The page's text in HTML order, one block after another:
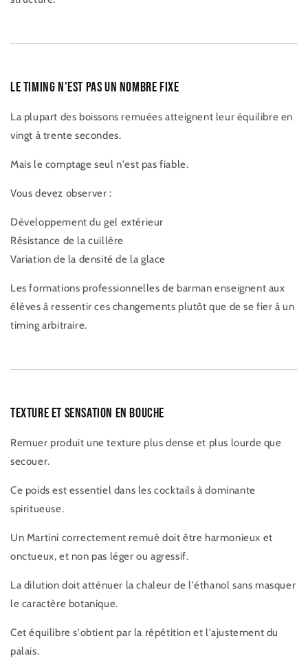
Le timing n'est pas un nombre fixe
La plupart des boissons remuées atteignent leur équilibre en
vingt à trente secondes.
Mais le comptage seul n'est pas fiable.
Vous devez observer :
Développement du gel extérieur
Résistance de la cuillère
Variation de la densité de la glace
Les formations professionnelles de barman enseignent aux
élèves à ressentir ces changements plutôt que de se fier à un
timing arbitraire.
Texture et sensation en bouche
Remuer produit une texture plus dense et plus lourde que
secouer.
Ce poids est essentiel dans les cocktails à dominante
spiritueuse.
Un Martini correctement remué doit être harmonieux et
onctueux, et non pas léger ou agressif.
La dilution doit atténuer la chaleur de l'éthanol sans masquer
le caractère botanique.
Cet équilibre s'obtient par la répétition et l'ajustement du
palais.